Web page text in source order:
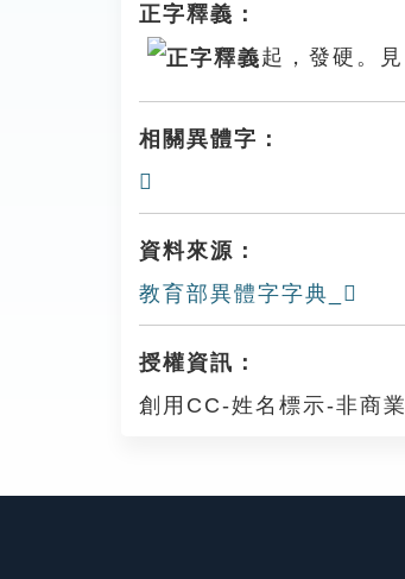
正字釋義：
起，發硬。
相關異體字：
𩋶
資料來源：
教育部異體字字典_𩊅
授權資訊：
創用CC-姓名標示-非商